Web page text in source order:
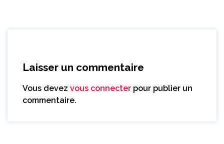
Laisser un commentaire
Vous devez vous connecter pour publier un
commentaire.